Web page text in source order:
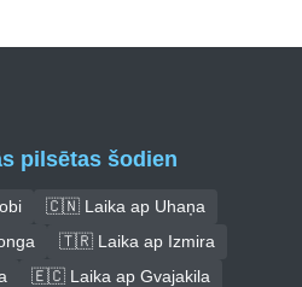
pilsētas šodien
🇨🇳 Laika ap Uhaņa
🇹🇷 Laika ap Izmira
🇪🇨 Laika ap Gvajakila